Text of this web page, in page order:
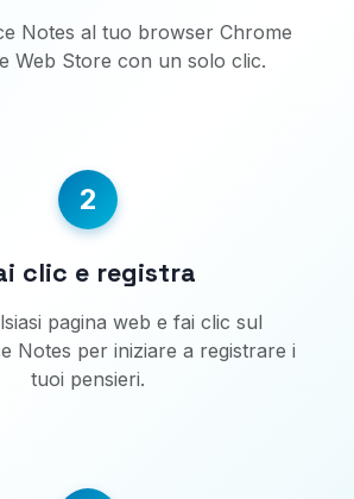
Notes al tuo browser Chrome
Web Store con un solo clic.
2
clic e registra
pagina web e fai clic sul
Notes per iniziare a registrare i
tuoi pensieri.